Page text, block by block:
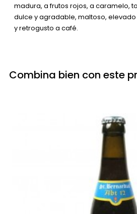
madura, a frutos rojos, a caramelo,
dulce y agradable, maltoso,
y retrogusto a café.
Combina bien con este